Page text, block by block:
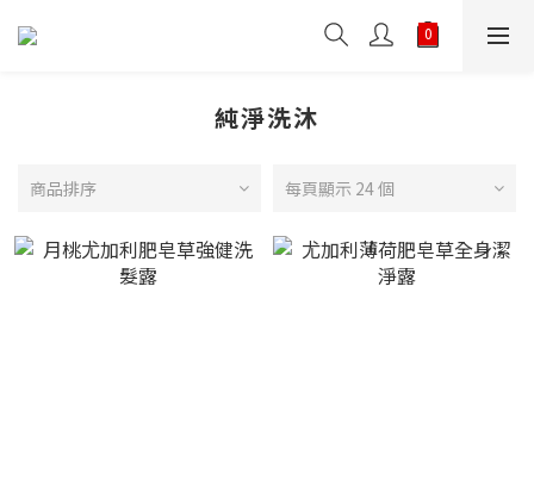
純淨洗沐
商品排序 每頁顯示 24 個